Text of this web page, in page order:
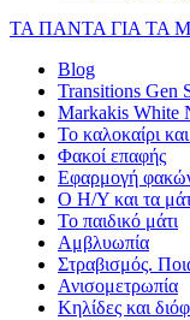
ΤΑ ΠΑΝΤΑ ΓΙΑ ΤΑ
Blog
Transitions Gen
Markakis White
Το καλοκαίρι
Φακοί επαφής
Εφαρμογή
Ο Η/Υ και τα
Το παιδικό μάτι
Αμβλυωπία
Στραβισμός.
Ανισομετρωπία
Κηλίδες και